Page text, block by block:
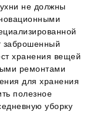
не должны
заброшенный
хранения вещей
ремонтами
для хранения
полезное
уборку